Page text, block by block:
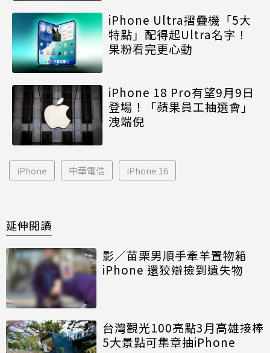
iPhone Ultra摺疊機「5大
特點」配得起Ultra名字！
果粉看完更心動
iPhone 18 Pro有望9月9日
登場！「蘋果員工抽選會」
洩端倪
iPhone 中華電信 iPhone 16
延伸閱讀
影／苗栗男順手牽羊置物箱
iPhone 還狡辯撿到遺失物
台灣觀光100亮點3月高雄接棒
5大景點可集章抽iPhone